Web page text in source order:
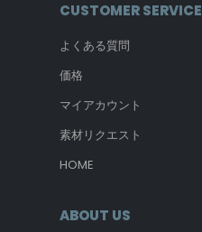
CUSTOMER SERVICE
よくある質問
価格
マイアカウント
素材リクエスト
HOME
ABOUT US